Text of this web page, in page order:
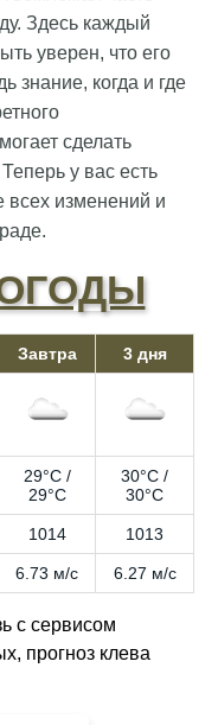
Здесь каждый
уверен, что его
знание, когда и где
сделать
у вас есть
всех изменений и
Завтра 3 дня
29°C /
29°C
30°C /
30°C
1014 1013
6.73 м/с 6.27 м/с
с сервисом
прогноз клева